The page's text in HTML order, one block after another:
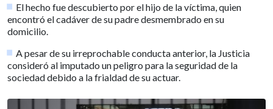
El hecho fue descubierto por el hijo de la víctima, quien
encontró el cadáver de su padre desmembrado en su
domicilio.
A pesar de su irreprochable conducta anterior, la Justicia
consideró al imputado un peligro para la seguridad de la
sociedad debido a la frialdad de su actuar.